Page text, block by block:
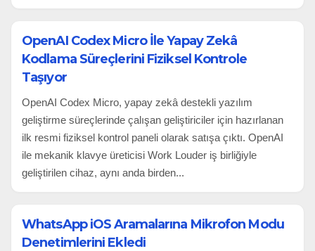
OpenAI Codex Micro İle Yapay Zekâ
Kodlama Süreçlerini Fiziksel Kontrole
Taşıyor
OpenAI Codex Micro, yapay zekâ destekli yazılım
geliştirme süreçlerinde çalışan geliştiriciler için hazırlanan
ilk resmi fiziksel kontrol paneli olarak satışa çıktı. OpenAI
ile mekanik klavye üreticisi Work Louder iş birliğiyle
geliştirilen cihaz, aynı anda birden...
WhatsApp iOS Aramalarına Mikrofon Modu
Denetimlerini Ekledi